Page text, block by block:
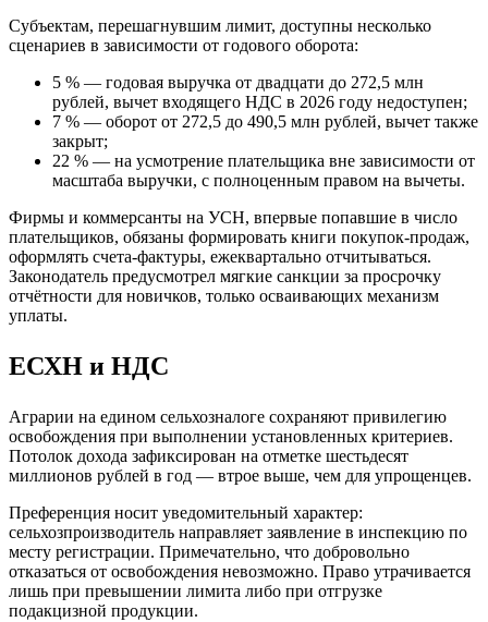
Субъектам, перешагнувшим лимит, доступны несколько
сценариев в зависимости от годового оборота:
5 % — годовая выручка от двадцати до 272,5 млн
рублей, вычет входящего НДС в 2026 году недоступен;
7 % — оборот от 272,5 до 490,5 млн рублей, вычет также
закрыт;
22 % — на усмотрение плательщика вне зависимости от
масштаба выручки, с полноценным правом на вычеты.
Фирмы и коммерсанты на УСН, впервые попавшие в число
плательщиков, обязаны формировать книги покупок‑продаж,
оформлять счета‑фактуры, ежеквартально отчитываться.
Законодатель предусмотрел мягкие санкции за просрочку
отчётности для новичков, только осваивающих механизм
уплаты.
ЕСХН и НДС
Аграрии на едином сельхозналоге сохраняют привилегию
освобождения при выполнении установленных критериев.
Потолок дохода зафиксирован на отметке шестьдесят
миллионов рублей в год — втрое выше, чем для упрощенцев.
Преференция носит уведомительный характер:
сельхозпроизводитель направляет заявление в инспекцию по
месту регистрации. Примечательно, что добровольно
отказаться от освобождения невозможно. Право утрачивается
лишь при превышении лимита либо при отгрузке
подакцизной продукции.